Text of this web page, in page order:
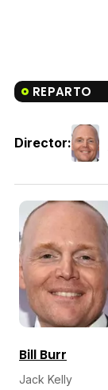
REPARTO
Director:
Bill Burr
Jack Kelly